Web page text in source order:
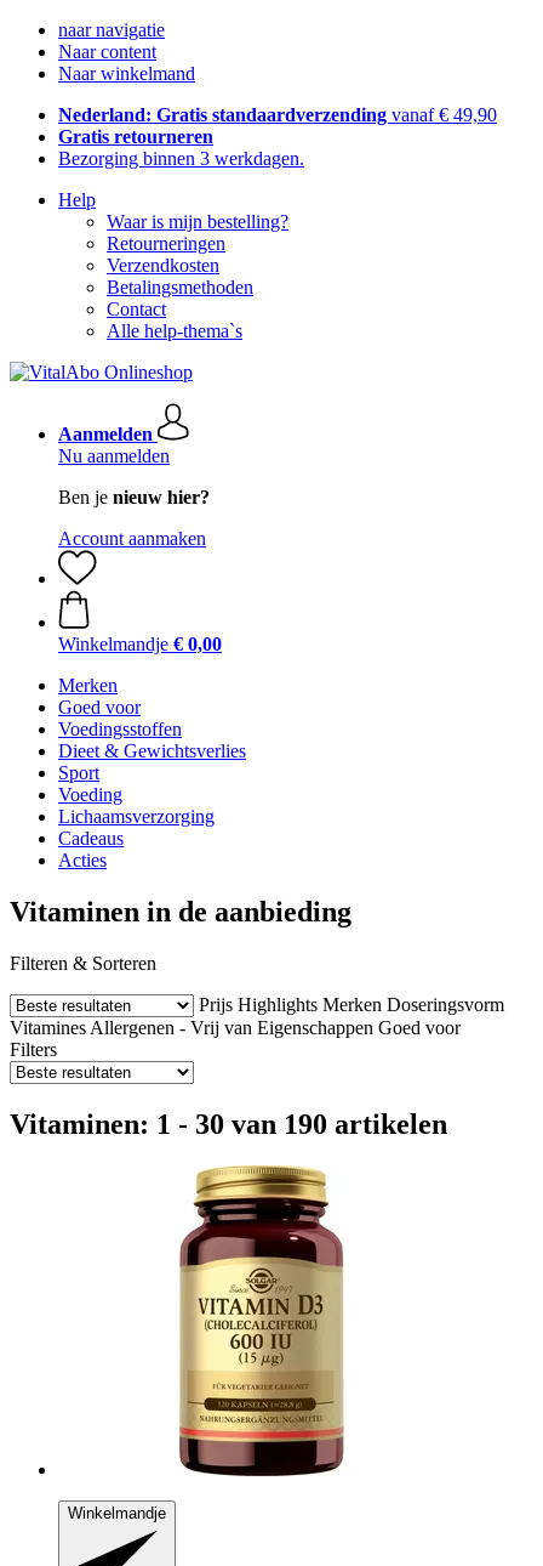
naar navigatie
Naar content
Naar winkelmand
Nederland: Gratis standaardverzending vanaf € 49,90
Gratis retourneren
Bezorging binnen 3 werkdagen.
Help
Waar is mijn bestelling?
Retourneringen
Verzendkosten
Betalingsmethoden
Contact
Alle help-thema`s
Aanmelden
Nu aanmelden
Ben je nieuw hier?
Account aanmaken
Winkelmandje € 0,00
Merken
Goed voor
Voedingsstoffen
Dieet & Gewichtsverlies
Sport
Voeding
Lichaamsverzorging
Cadeaus
Acties
Vitaminen in de aanbieding
Filteren & Sorteren
Prijs Highlights Merken Doseringsvorm
Vitamines Allergenen - Vrij van Eigenschappen Goed voor
Filters
Vitaminen: 1 - 30 van 190 artikelen
Winkelmandje